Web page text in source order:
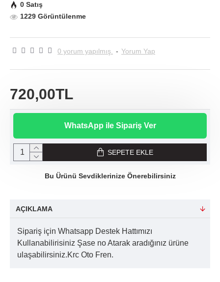
0 Satış
1229 Görüntülenme
0 yorum yapılmış. - Yorum Yap
720,00TL
WhatsApp ile Sipariş Ver
SEPETE EKLE
Bu Ürünü Sevdiklerinize Önerebilirsiniz
AÇIKLAMA
Sipariş için Whatsapp Destek Hattımızı
Kullanabilirisiniz Şase no Atarak aradığınız ürüne
ulaşabilirsiniz.Krc Oto Fren.